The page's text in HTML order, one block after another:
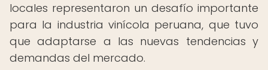
locales representaron un desafío importante
para la industria vinícola peruana, que tuvo
que adaptarse a las nuevas tendencias y
demandas del mercado.